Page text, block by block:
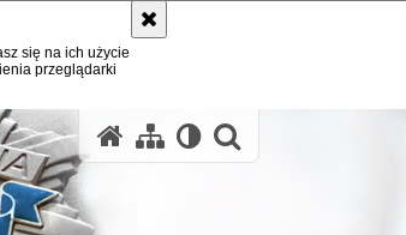
się na ich użycie
przeglądarki